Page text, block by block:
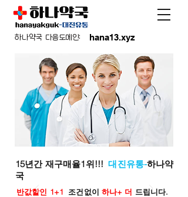
hana13.xyz
하나약국 다음도메인:
15년간 재구매율1위!!!대진유통-하나약
국
반값할인 1+1 조건없이 하나+ 더 드립니다.